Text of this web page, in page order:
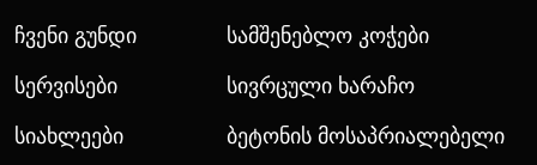
Ჩვენი Გუნდი
Სერვისები
Სიახლეები
Სამშენებლო Კოჭები
Სივრცული Ხარაჩო
Ბეტონის Მოსაპრიალებელი